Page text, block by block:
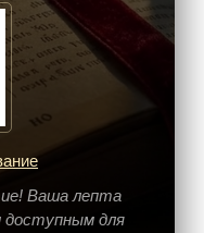
Ваша лепта
доступным для